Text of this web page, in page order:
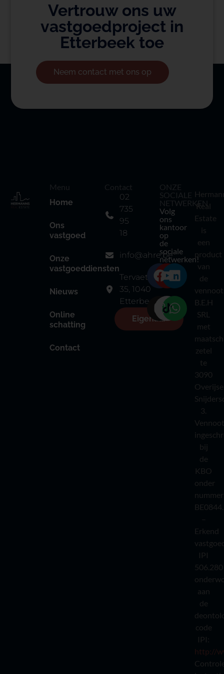
Vertrouw ons uw
vastgoedproject in
Etterbeek toe
Neem contact met ons op
Menu
Home
Ons
vastgoed
Onze
vastgoeddiensten
Nieuws
Online
schatting
Contact
Contact
02
735
95
18
info@ahre.be
Tervaetestraat
35, 1040
Etterbeek
Eigenaar
ONZE
SOCIALE
NETWERKEN
Volg
ons
kantoor
op
de
sociale
netwerken!
Real
Estate
is
een
product
van
de
B.E.H
SRL
met
zetel
te
3090
3.
bij
de
KBO
onder
nummer
–
Erkend
IPI
506.280
aan
de
code
IPI:
http://